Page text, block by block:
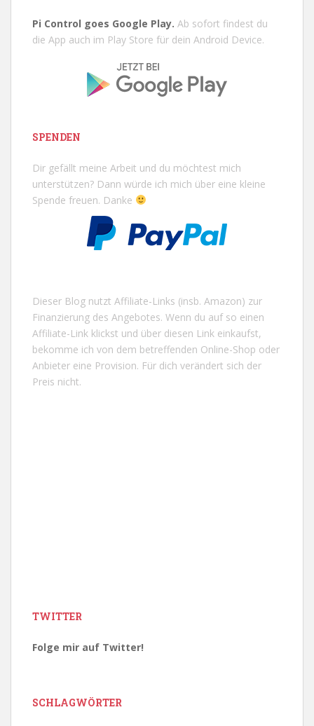
Pi Control goes Google Play. Ab sofort findest du
die App auch im Play Store für dein Android Device.
SPENDEN
Dir gefällt meine Arbeit und du möchtest mich
unterstützen? Dann würde ich mich über eine kleine
Spende freuen. Danke
Dieser Blog nutzt Affiliate-Links (insb. Amazon) zur
Finanzierung des Angebotes. Wenn du auf so einen
Affiliate-Link klickst und über diesen Link einkaufst,
bekomme ich von dem betreffenden Online-Shop oder
Anbieter eine Provision. Für dich verändert sich der
Preis nicht.
TWITTER
Folge mir auf Twitter!
SCHLAGWÖRTER